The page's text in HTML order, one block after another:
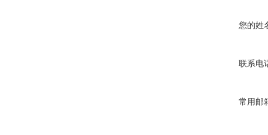
您的姓
联系电
常用邮